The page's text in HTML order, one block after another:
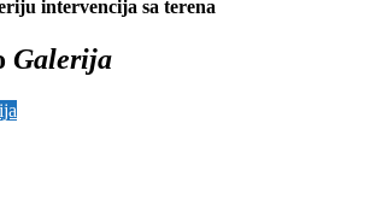
intervencija sa terena
Galerija